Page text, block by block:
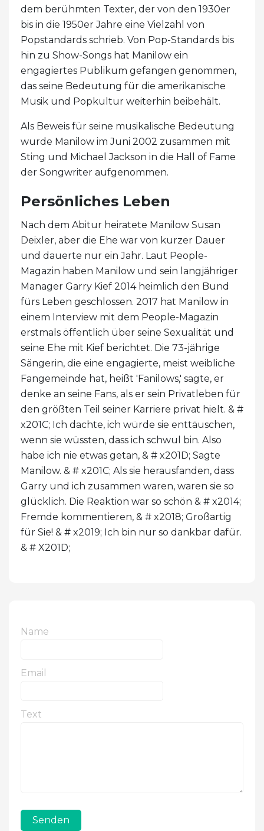
dem berühmten Texter, der von den 1930er
bis in die 1950er Jahre eine Vielzahl von
Popstandards schrieb. Von Pop-Standards bis
hin zu Show-Songs hat Manilow ein
engagiertes Publikum gefangen genommen,
das seine Bedeutung für die amerikanische
Musik und Popkultur weiterhin beibehält.
Als Beweis für seine musikalische Bedeutung
wurde Manilow im Juni 2002 zusammen mit
Sting und Michael Jackson in die Hall of Fame
der Songwriter aufgenommen.
Persönliches Leben
Nach dem Abitur heiratete Manilow Susan
Deixler, aber die Ehe war von kurzer Dauer
und dauerte nur ein Jahr. Laut People-
Magazin haben Manilow und sein langjähriger
Manager Garry Kief 2014 heimlich den Bund
fürs Leben geschlossen. 2017 hat Manilow in
einem Interview mit dem People-Magazin
erstmals öffentlich über seine Sexualität und
seine Ehe mit Kief berichtet. Die 73-jährige
Sängerin, die eine engagierte, meist weibliche
Fangemeinde hat, heißt 'Fanilows,' sagte, er
denke an seine Fans, als er sein Privatleben für
den größten Teil seiner Karriere privat hielt. & #
x201C; Ich dachte, ich würde sie enttäuschen,
wenn sie wüssten, dass ich schwul bin. Also
habe ich nie etwas getan, & # x201D; Sagte
Manilow. & # x201C; Als sie herausfanden, dass
Garry und ich zusammen waren, waren sie so
glücklich. Die Reaktion war so schön & # x2014;
Fremde kommentieren, & # x2018; Großartig
für Sie! & # x2019; Ich bin nur so dankbar dafür.
& # X201D;
Name
Email
Text
Senden